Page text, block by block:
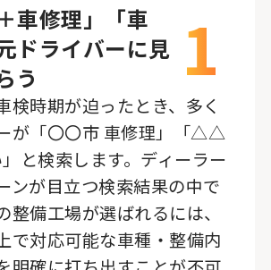
車修理」「車
ドライバーに見
う
1
検時期が迫ったとき、多く
が「〇〇市 車修理」「△△
と検索します。ディーラー
ンが目立つ検索結果の中で
整備工場が選ばれるには、
で対応可能な車種・整備内